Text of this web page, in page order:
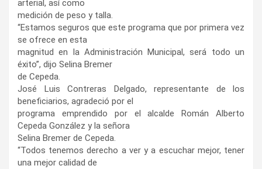
arterial, así como
medición de peso y talla.
“Estamos seguros que este programa que por primera vez
se ofrece en esta
magnitud en la Administración Municipal, será todo un
éxito”, dijo Selina Bremer
de Cepeda.
José Luis Contreras Delgado, representante de los
beneficiarios, agradeció por el
programa emprendido por el alcalde Román Alberto
Cepeda González y la señora
Selina Bremer de Cepeda.
“Todos tenemos derecho a ver y a escuchar mejor, tener
una mejor calidad de